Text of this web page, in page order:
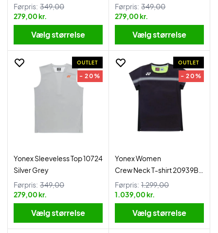
Førpris: 349,00
279,00 kr.
Vælg størrelse
Førpris: 349,00
279,00 kr.
Vælg størrelse
OUTLET
- 20%
Yonex Sleeveless Top 10724
Silver Grey
Førpris: 349,00
279,00 kr.
Vælg størrelse
OUTLET
- 20%
Yonex Women
Crew Neck T-shirt 20939BK
Black
Førpris: 1.299,00
1.039,00 kr.
Vælg størrelse